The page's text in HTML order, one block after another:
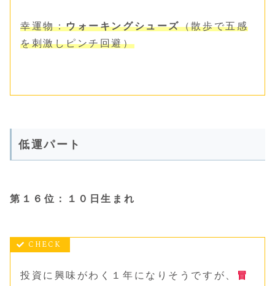
幸運物：ウォーキングシューズ（散歩で五感
を刺激しピンチ回避）
低運パート
第１６位：１０日生まれ
投資に興味がわく１年になりそうですが、
冒